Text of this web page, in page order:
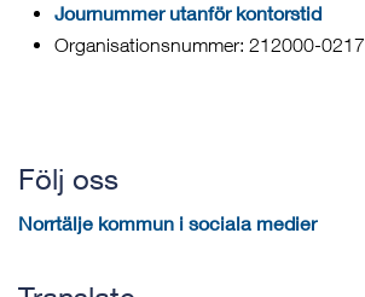
Journummer utanför kontorstid
Organisationsnummer: 212000-0217
Följ oss
Norrtälje kommun i sociala medier